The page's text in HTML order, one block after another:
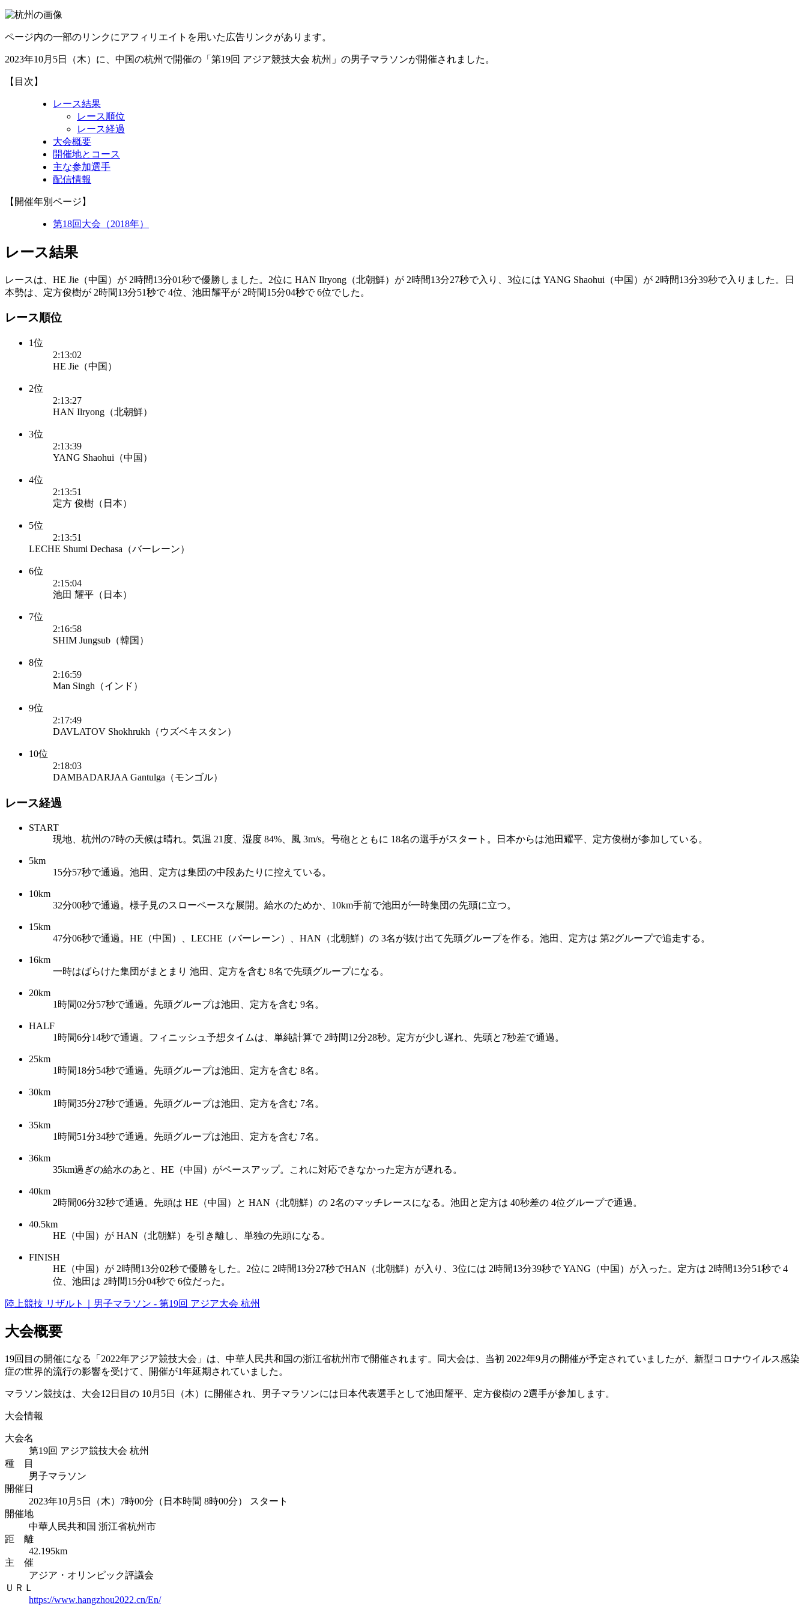
ページ内の一部のリンクにアフィリエイトを用いた広告リンクがあります。
2023年10月5日（木）に、中国の杭州で開催の「第19回 アジア競技大会 杭州」の男子マラソンが開催されました。
【目次】
レース結果
レース順位
レース経過
大会概要
開催地とコース
主な参加選手
配信情報
【開催年別ページ】
第18回大会（2018年）
レース結果
レースは、HE Jie（中国）が 2時間13分01秒で優勝しました。2位に HAN Ilryong（北朝鮮）が 2時間13分27秒で入り、3位には YANG Shaohui（中国）が 2時間13分39秒で入りました。日
本勢は、定方俊樹が 2時間13分51秒で 4位、池田耀平が 2時間15分04秒で 6位でした。
レース順位
1位
2:13:02
HE Jie（中国）
2位
2:13:27
HAN Ilryong（北朝鮮）
3位
2:13:39
YANG Shaohui（中国）
4位
2:13:51
定方 俊樹（日本）
5位
2:13:51
LECHE Shumi Dechasa（バーレーン）
6位
2:15:04
池田 耀平（日本）
7位
2:16:58
SHIM Jungsub（韓国）
8位
2:16:59
Man Singh（インド）
9位
2:17:49
DAVLATOV Shokhrukh（ウズベキスタン）
10位
2:18:03
DAMBADARJAA Gantulga（モンゴル）
レース経過
START
現地、杭州の7時の天候は晴れ。気温 21度、湿度 84%、風 3m/s。号砲とともに 18名の選手がスタート。日本からは池田耀平、定方俊樹が参加している。
5km
15分57秒で通過。池田、定方は集団の中段あたりに控えている。
10km
32分00秒で通過。様子見のスローペースな展開。給水のためか、10km手前で池田が一時集団の先頭に立つ。
15km
47分06秒で通過。HE（中国）、LECHE（バーレーン）、HAN（北朝鮮）の 3名が抜け出て先頭グループを作る。池田、定方は 第2グループで追走する。
16km
一時はばらけた集団がまとまり 池田、定方を含む 8名で先頭グループになる。
20km
1時間02分57秒で通過。先頭グループは池田、定方を含む 9名。
HALF
1時間6分14秒で通過。フィニッシュ予想タイムは、単純計算で 2時間12分28秒。定方が少し遅れ、先頭と7秒差で通過。
25km
1時間18分54秒で通過。先頭グループは池田、定方を含む 8名。
30km
1時間35分27秒で通過。先頭グループは池田、定方を含む 7名。
35km
1時間51分34秒で通過。先頭グループは池田、定方を含む 7名。
36km
35km過ぎの給水のあと、HE（中国）がペースアップ。これに対応できなかった定方が遅れる。
40km
2時間06分32秒で通過。先頭は HE（中国）と HAN（北朝鮮）の 2名のマッチレースになる。池田と定方は 40秒差の 4位グループで通過。
40.5km
HE（中国）が HAN（北朝鮮）を引き離し、単独の先頭になる。
FINISH
HE（中国）が 2時間13分02秒で優勝をした。2位に 2時間13分27秒でHAN（北朝鮮）が入り、3位には 2時間13分39秒で YANG（中国）が入った。定方は 2時間13分51秒で 4
位、池田は 2時間15分04秒で 6位だった。
陸上競技 リザルト｜男子マラソン - 第19回 アジア大会 杭州
大会概要
19回目の開催になる「2022年アジア競技大会」は、中華人民共和国の浙江省杭州市で開催されます。同大会は、当初 2022年9月の開催が予定されていましたが、新型コロナウイルス感染
症の世界的流行の影響を受けて、開催が1年延期されていました。
マラソン競技は、大会12日目の 10月5日（木）に開催され、男子マラソンには日本代表選手として池田耀平、定方俊樹の 2選手が参加します。
大会情報
大会名
第19回 アジア競技大会 杭州
種 目
男子マラソン
開催日
2023年10月5日（木）7時00分（日本時間 8時00分） スタート
開催地
中華人民共和国 浙江省杭州市
距 離
42.195km
主 催
アジア・オリンピック評議会
ＵＲＬ
https://www.hangzhou2022.cn/En/